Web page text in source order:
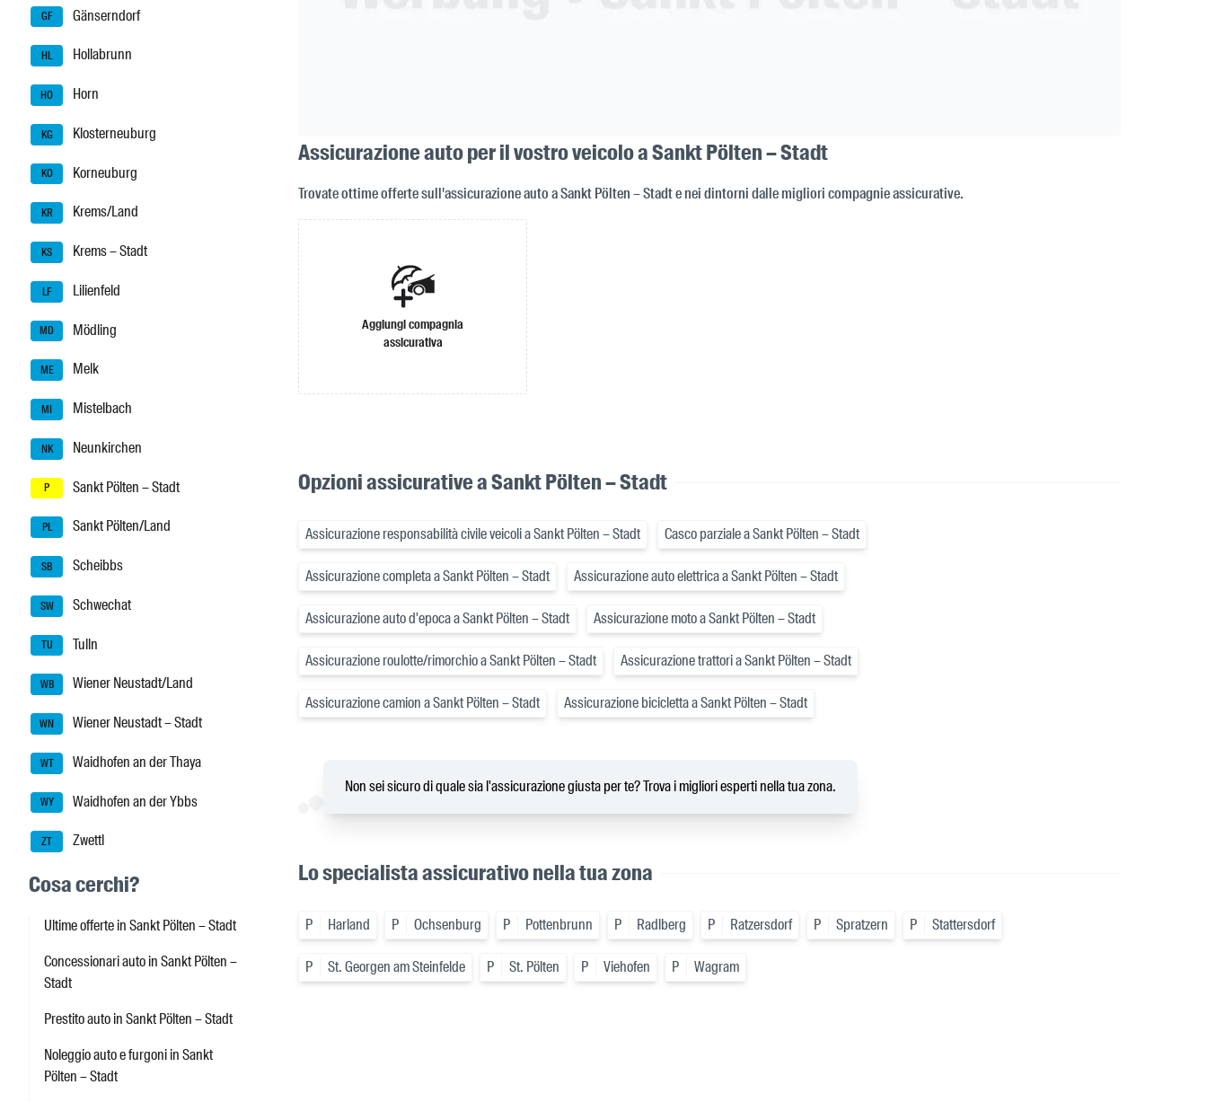
GF Gänserndorf
HL Hollabrunn
HO Horn
KG Klosterneuburg
KO Korneuburg
KR Krems/Land
KS Krems – Stadt
LF Lilienfeld
MD Mödling
ME Melk
MI Mistelbach
NK Neunkirchen
P Sankt Pölten – Stadt
PL Sankt Pölten/Land
SB Scheibbs
SW Schwechat
TU Tulln
WB Wiener Neustadt/Land
WN Wiener Neustadt – Stadt
WT Waidhofen an der Thaya
WY Waidhofen an der Ybbs
ZT Zwettl
Cosa cerchi?
Ultime offerte in Sankt Pölten – Stadt
Concessionari auto in Sankt Pölten –
Stadt
Prestito auto in Sankt Pölten – Stadt
Noleggio auto e furgoni in Sankt
Pölten – Stadt
Assicurazione auto per il vostro veicolo a Sankt Pölten – Stadt
Trovate ottime offerte sull'assicurazione auto a Sankt Pölten – Stadt e nei dintorni dalle migliori compagnie assicurative.
Aggiungi compagnia
assicurativa
Opzioni assicurative a Sankt Pölten – Stadt
Assicurazione responsabilità civile veicoli a Sankt Pölten – Stadt Casco parziale a Sankt Pölten – Stadt
Assicurazione completa a Sankt Pölten – Stadt Assicurazione auto elettrica a Sankt Pölten – Stadt
Assicurazione auto d'epoca a Sankt Pölten – Stadt Assicurazione moto a Sankt Pölten – Stadt
Assicurazione roulotte/rimorchio a Sankt Pölten – Stadt Assicurazione trattori a Sankt Pölten – Stadt
Assicurazione camion a Sankt Pölten – Stadt Assicurazione bicicletta a Sankt Pölten – Stadt
Non sei sicuro di quale sia l'assicurazione giusta per te? Trova i migliori esperti nella tua zona.
Lo specialista assicurativo nella tua zona
P Harland P Ochsenburg P Pottenbrunn P Radlberg P Ratzersdorf P Spratzern P Stattersdorf
P St. Georgen am Steinfelde P St. Pölten P Viehofen P Wagram